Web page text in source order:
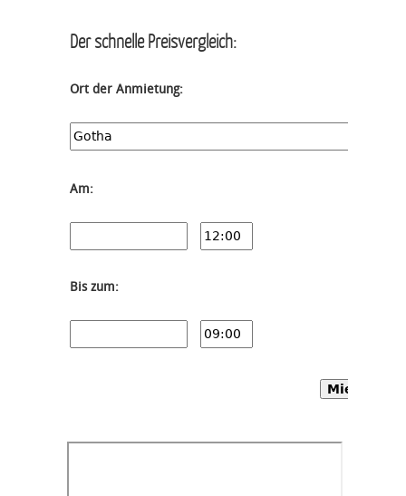
Der schnelle Preisvergleich:
Ort der Anmietung:
Am:
Bis zum: